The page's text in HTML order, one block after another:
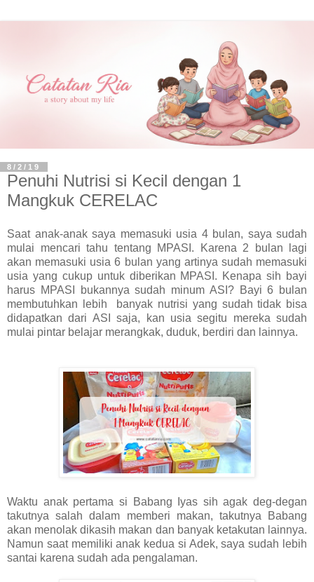
8/2/19
Penuhi Nutrisi si Kecil dengan 1
Mangkuk CERELAC
Saat anak-anak saya memasuki usia 4 bulan, saya sudah
mulai mencari tahu tentang MPASI. Karena 2 bulan lagi
akan memasuki usia 6 bulan yang artinya sudah memasuki
usia yang cukup untuk diberikan MPASI. Kenapa sih bayi
harus MPASI bukannya sudah minum ASI? Bayi 6 bulan
membutuhkan lebih banyak nutrisi yang sudah tidak bisa
didapatkan dari ASI saja, kan usia segitu mereka sudah
mulai pintar belajar merangkak, duduk, berdiri dan lainnya.
Waktu anak pertama si Babang Iyas sih agak deg-degan
takutnya salah dalam memberi makan, takutnya Babang
akan menolak dikasih makan dan banyak ketakutan lainnya.
Namun saat memiliki anak kedua si Adek, saya sudah lebih
santai karena sudah ada pengalaman.